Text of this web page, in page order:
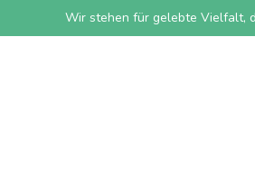
Wir stehen für gelebte Vielfalt,